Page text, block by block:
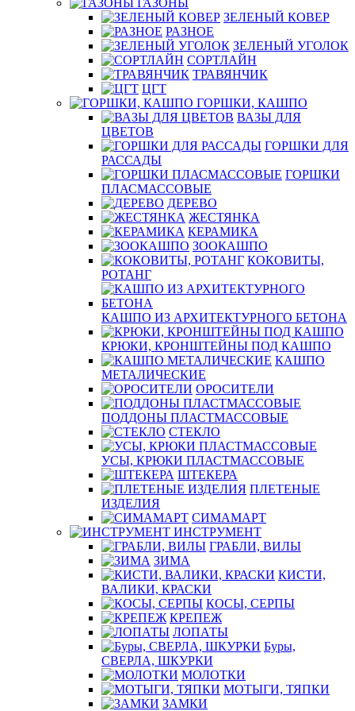
ГАЗОНЫ
ЗЕЛЕНЫЙ КОВЕР
РАЗНОЕ
ЗЕЛЕНЫЙ УГОЛОК
СОРТЛАЙН
ТРАВЯНЧИК
ЦГТ
ГОРШКИ, КАШПО
ВАЗЫ ДЛЯ
ЦВЕТОВ
ГОРШКИ ДЛЯ
РАССАДЫ
ГОРШКИ
ПЛАСМАССОВЫЕ
ДЕРЕВО
ЖЕСТЯНКА
КЕРАМИКА
ЗООКАШПО
КОКОВИТЫ,
РОТАНГ
КАШПО ИЗ АРХИТЕКТУРНОГО БЕТОНА
КРЮКИ, КРОНШТЕЙНЫ ПОД КАШПО
КАШПО
МЕТАЛИЧЕСКИЕ
ОРОСИТЕЛИ
ПОДДОНЫ ПЛАСТМАССОВЫЕ
СТЕКЛО
УСЫ, КРЮКИ ПЛАСТМАССОВЫЕ
ШТЕКЕРА
ПЛЕТЕНЫЕ
ИЗДЕЛИЯ
СИМАМАРТ
ИНСТРУМЕНТ
ГРАБЛИ, ВИЛЫ
ЗИМА
КИСТИ,
ВАЛИКИ, КРАСКИ
КОСЫ, СЕРПЫ
КРЕПЕЖ
ЛОПАТЫ
Буры,
СВЕРЛА, ШКУРКИ
МОЛОТКИ
МОТЫГИ, ТЯПКИ
ЗАМКИ